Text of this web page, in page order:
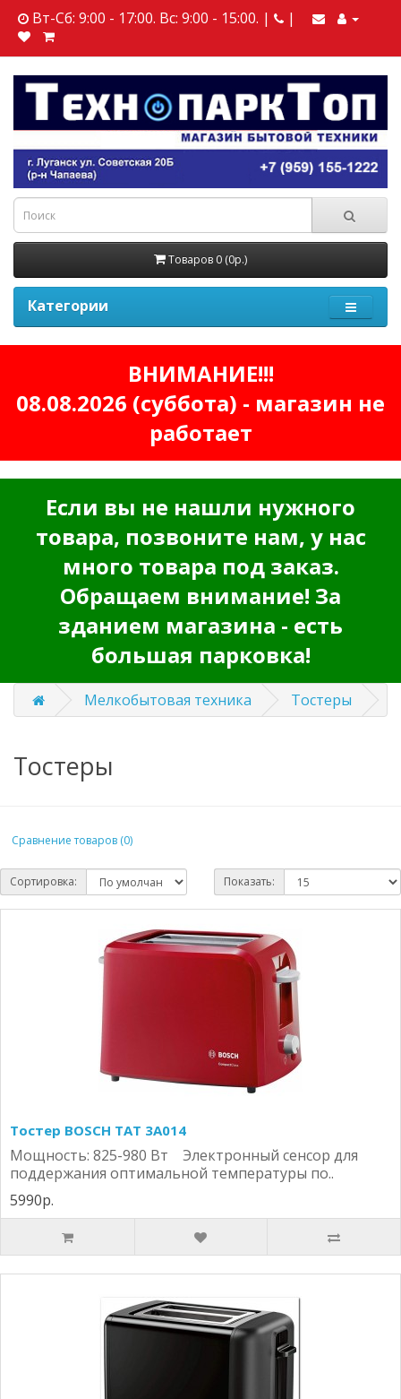
Вт-Сб: 9:00 - 17:00. Вс: 9:00 - 15:00. | |
Товаров 0 (0р.)
Категории
ВНИМАНИЕ!!!
08.08.2026 (суббота) - магазин не
работает
Если вы не нашли нужного
товара, позвоните нам, у нас
много товара под заказ.
Обращаем внимание! За
зданием магазина - есть
большая парковка!
Мелкобытовая техника Тостеры
Тостеры
Сравнение товаров (0)
Сортировка: Показать:
Тостер BOSCH TAT 3A014
Мощность: 825-980 Вт Электронный сенсор для
поддержания оптимальной температуры по..
5990р.